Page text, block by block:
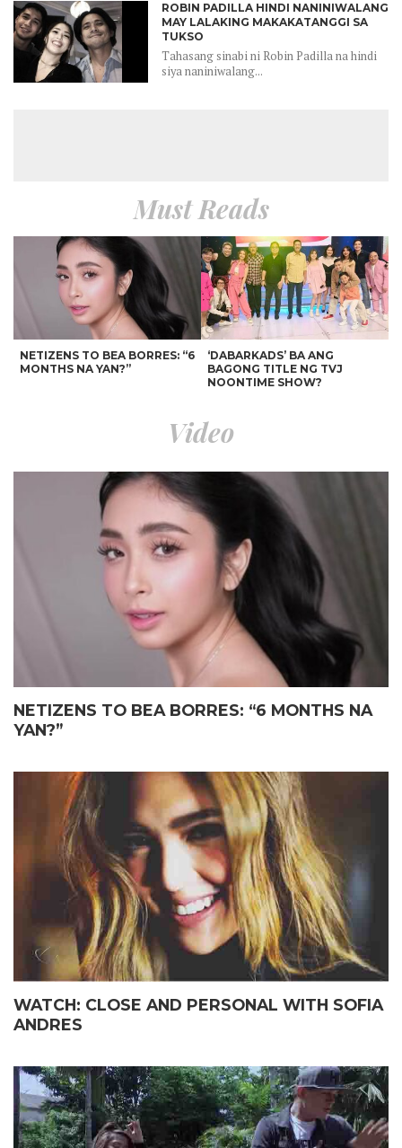
ROBIN PADILLA HINDI NANINIWALANG
MAY LALAKING MAKAKATANGGI SA
TUKSO
Tahasang sinabi ni Robin Padilla na hindi
siya naniniwalang...
Must Reads
NETIZENS TO BEA BORRES: “6
MONTHS NA YAN?”
‘DABARKADS’ BA ANG
BAGONG TITLE NG TVJ
NOONTIME SHOW?
ELIAS MAY FATHER’S DAY
GIFT KAY JOHN LLOYD CRUZ
SA ISANG EMOSYONAL NA
JOHN LLOYD CRUZ
MAGIGING ‘KAPUSO’ NA NGA
BA?
Video
NETIZENS TO BEA BORRES: “6 MONTHS NA
YAN?”
WATCH: CLOSE AND PERSONAL WITH SOFIA
ANDRES